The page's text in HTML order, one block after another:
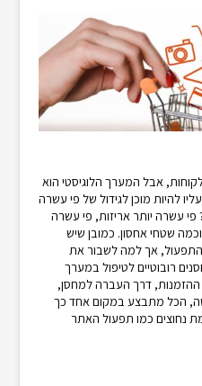
אבל המערך הלוגיסטי הוא
להיות מוכן לגידול של פי עשרה
פי עשרה יותר אריזות, פי עשרה
שטחי אחסון. כמובן שיש
והתפעול, אך למה לשבור את
רובוטיים לטיפול במערך
ההזמנות, דרך העברה למחסן,
הכל מתבצע במקום אחד כך
נחוצים כמו תפעול האתר